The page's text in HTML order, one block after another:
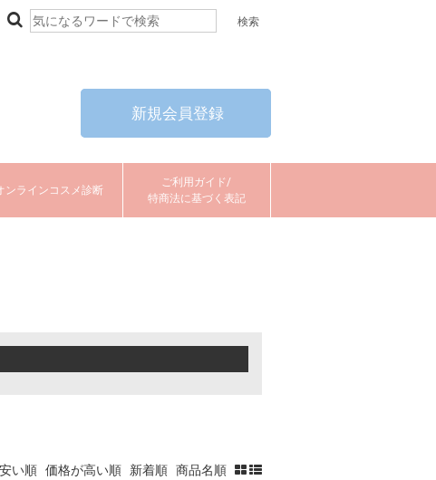
新規会員登録
ンラインコスメ診断
ご利用ガイド/
特商法に基づく表記
い順 価格が高い順 新着順 商品名順